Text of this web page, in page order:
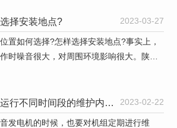
告。2.西安静音发电机组检查静音发电机
。3.每天检查静音发...
择安装地点? 2023-03-27
置如何选择?怎样选择安装地点?事实上，
时噪音很大，对周围环境影响很大。陕西
如何选择陕西静音发电机的安装位置吗?对
经验给大家一个答案!静音发电...
西安静音发电机运行不同时间段的维护内容！ 2023-02-22
发电机的时候，也要对机组定期进行维